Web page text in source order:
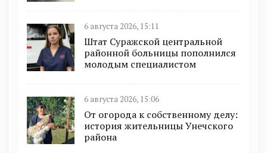
6 августа 2026, 15:11
Штат Суражской центральной
районной больницы пополнился
молодым специалистом
6 августа 2026, 15:06
От огорода к собственному делу:
история жительницы Унечского
района